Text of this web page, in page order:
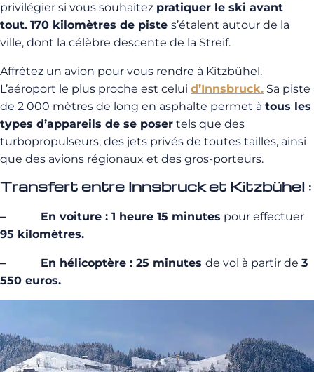
privilégier si vous souhaitez pratiquer le ski avant
tout. 170 kilomètres de piste s’étalent autour de la
ville, dont la célèbre descente de la Streif.
Affrétez un avion pour vous rendre à Kitzbühel.
L’aéroport le plus proche est celui d’Innsbruck. Sa piste
de 2 000 mètres de long en asphalte permet à tous les
types d’appareils de se poser tels que des
turbopropulseurs, des jets privés de toutes tailles, ainsi
que des avions régionaux et des gros-porteurs.
Transfert entre Innsbruck et Kitzbühel :
– En voiture : 1 heure 15 minutes pour effectuer
95 kilomètres.
– En hélicoptère : 25 minutes de vol à partir de 3
550 euros.